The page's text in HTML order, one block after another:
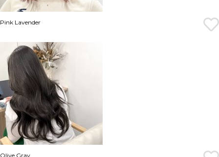
Pink Lavender
Olive Gray